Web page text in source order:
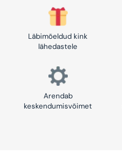
Läbimõeldud kink
lähedastele
Arendab
keskendumisvõimet